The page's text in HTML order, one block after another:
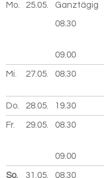
Mo. 25.05. 2026
Ganztägig
08.30
09.00
Mi. 27.05. 2026
08.30
Do. 28.05. 2026
19.30
Fr. 29.05. 2026
08.30
09.00
So. 31.05. 2026
08.30